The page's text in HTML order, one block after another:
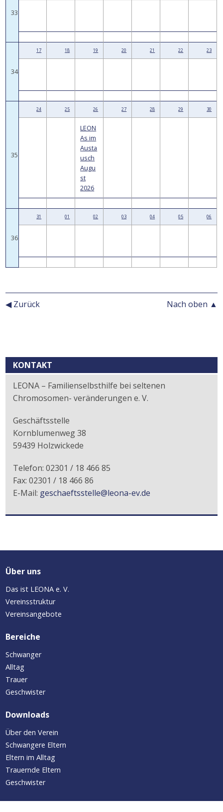
33
34
17 18 19 20 21 22 23
35
24 25 26 27 28 29 30
LEON
As im
Austa
usch
Augu
st
2026
36
31 01 02 03 04 05 06
◀ Zurück Nach oben ▲
Kontext
KONTAKT
LEONA – Familienselbsthilfe bei seltenen
Chromosomen- veränderungen e. V.
Geschäftsstelle
Kornblumenweg 38
59439 Holzwickede
Telefon: 02301 / 18 466 85
Fax: 02301 / 18 466 86
E-Mail: geschaeftsstelle@leona-ev.de
Über uns
Das ist LEONA e. V.
Vereinsstruktur
Vereinsangebote
Bereiche
Schwanger
Alltag
Trauer
Geschwister
Downloads
Über den Verein
Schwangere Eltern
Eltern im Alltag
Trauernde Eltern
Geschwister